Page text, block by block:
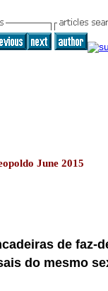
June 2015
de faz-
do mesmo